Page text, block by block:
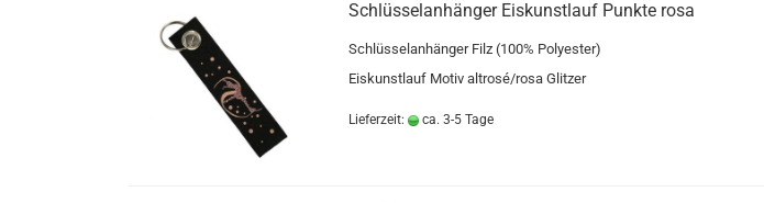
Schlüsselanhänger Eiskunstlauf Punkte rosa
Schlüsselanhänger Filz (100% Polyester)
Eiskunstlauf Motiv altrosé/rosa Glitzer
Lieferzeit: ca. 3-5 Tage